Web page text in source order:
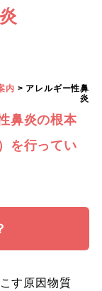
内 > アレルギー性鼻
炎
鼻炎の根本
を行ってい
す原因物質